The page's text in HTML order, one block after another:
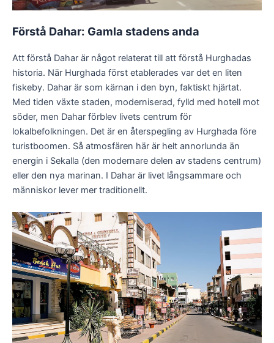
Förstå Dahar: Gamla stadens anda
Att förstå Dahar är något relaterat till att förstå Hurghadas
historia. När Hurghada först etablerades var det en liten
fiskeby. Dahar är som kärnan i den byn, faktiskt hjärtat.
Med tiden växte staden, moderniserad, fylld med hotell mot
söder, men Dahar förblev livets centrum för
lokalbefolkningen. Det är en återspegling av Hurghada före
turistboomen. Så atmosfären här är helt annorlunda än
energin i Sekalla (den modernare delen av stadens centrum)
eller den nya marinan. I Dahar är livet långsammare och
människor lever mer traditionellt.